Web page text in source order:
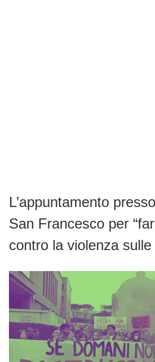
L’appuntamento
San Francesco per
contro la violenza sulle